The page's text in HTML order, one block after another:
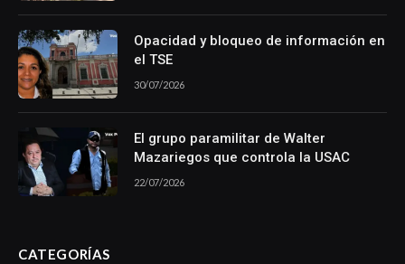
Opacidad y bloqueo de información en
el TSE
30/07/2026
El grupo paramilitar de Walter
Mazariegos que controla la USAC
22/07/2026
CATEGORÍAS